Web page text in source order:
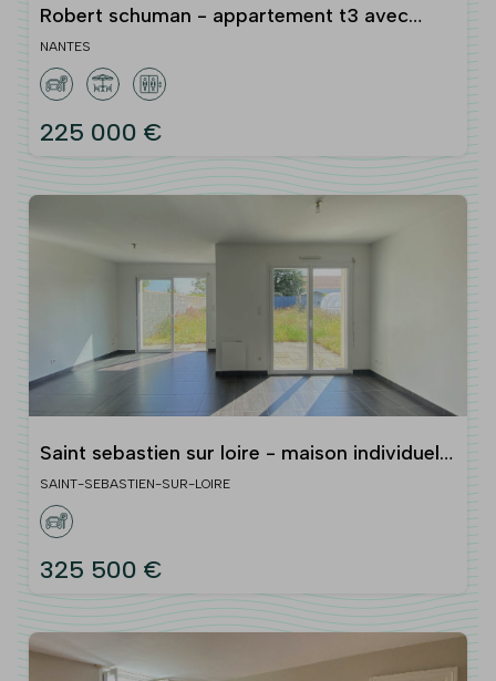
Robert schuman - appartement t3 avec
balcon et parking
NANTES
225 000 €
Saint sebastien sur loire - maison individuelle
avec jardin et garage
SAINT-SEBASTIEN-SUR-LOIRE
325 500 €